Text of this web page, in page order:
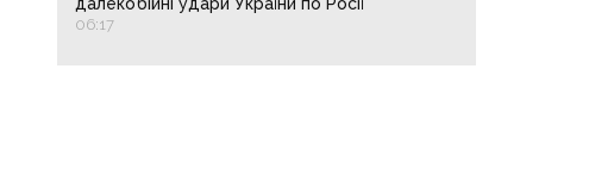
далекобійні удари України по Росії
06:17